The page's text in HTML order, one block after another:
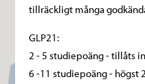
tillräckligt många
GLP21:
2 - 5 studiepoäng - tillåts
6 -11 studiepoäng - högst